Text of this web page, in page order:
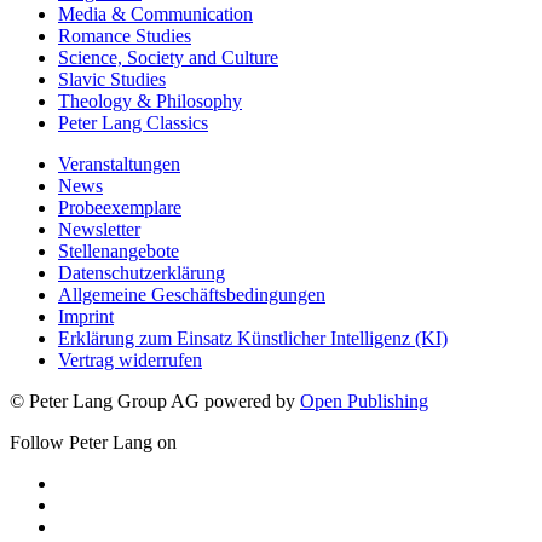
Media & Communication
Romance Studies
Science, Society and Culture
Slavic Studies
Theology & Philosophy
Peter Lang Classics
Veranstaltungen
News
Probeexemplare
Newsletter
Stellenangebote
Datenschutzerklärung
Allgemeine Geschäftsbedingungen
Imprint
Erklärung zum Einsatz Künstlicher Intelligenz (KI)
Vertrag widerrufen
© Peter Lang Group AG powered by Open Publishing
Follow Peter Lang on